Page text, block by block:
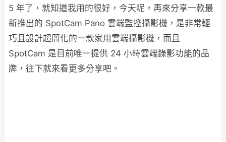
5 年了，就知道我用的很好，今天呢，再來分享一款最
新推出的 SpotCam Pano 雲端監控攝影機，是非常輕
巧且設計超簡化的一款家用雲端攝影機，而且
SpotCam 是目前唯一提供 24 小時雲端錄影功能的品
牌，往下就來看更多分享吧。